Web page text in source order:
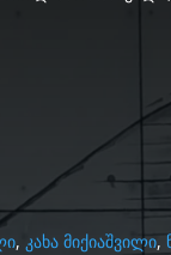
, კახა მიქიაშვილი,